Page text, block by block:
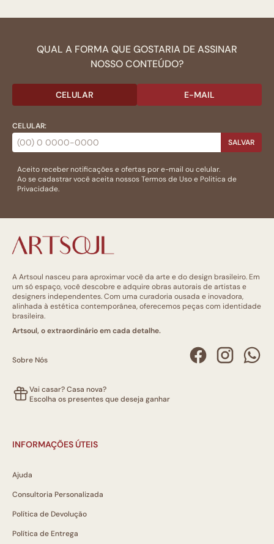
QUAL A FORMA QUE GOSTARIA DE ASSINAR
NOSSO CONTEÚDO?
CELULAR E-MAIL
CELULAR:
SALVAR
Aceito receber notificações e ofertas por e-mail ou celular.
Ao se cadastrar você aceita nossosTermos de Usoe Politica de
Privacidade.
A Artsoul nasceu para aproximar você da arte e do design brasileiro. Em
um só espaço, você descobre e adquire obras autorais de artistas e
designers independentes. Com uma curadoria ousada e inovadora,
alinhada à estética contemporânea, oferecemos peças com identidade
brasileira.
Artsoul, o extraordinário em cada detalhe.
Sobre Nós
Vai casar? Casa nova?
Escolha os presentes que deseja ganhar
INFORMAÇÕES ÚTEIS
Ajuda
Consultoria Personalizada
Política de Devolução
Política de Entrega